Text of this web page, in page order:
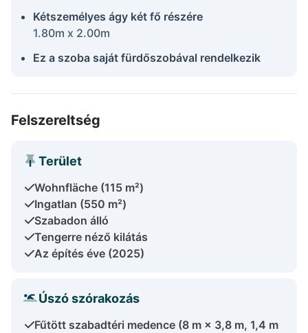
Kétszemélyes ágy két fő részére
1.80m x 2.00m
Ez a szoba saját fürdőszobával rendelkezik
Felszereltség
Terület
Wohnfläche (115 m²)
Ingatlan (550 m²)
Szabadon álló
Tengerre néző kilátás
Az építés éve (2025)
Úszó szórakozás
Fűtött szabadtéri medence (8 m × 3,8 m, 1,4 m